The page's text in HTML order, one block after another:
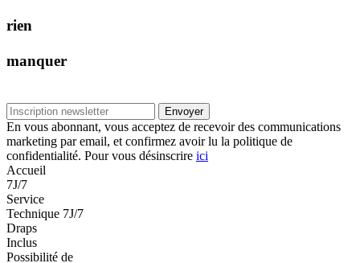
rien
manquer
Envoyer
En vous abonnant, vous acceptez de recevoir des communications
marketing par email, et confirmez avoir lu la politique de
confidentialité. Pour vous désinscrire ici
Accueil
7J/7
Service
Technique 7J/7
Draps
Inclus
Possibilité de